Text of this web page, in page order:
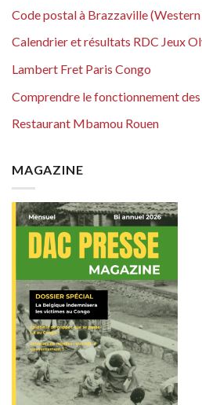
Code postal à Brazzaville
Calendrier et résultats RDC Jeux
Lambert Fret Paris Congo
Comprendre le fonctionnement
Restaurant Mbamou Rouen
MAGAZINE